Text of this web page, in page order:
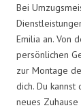
Bei
Emilia an. Von
persönlichen
zur Montage
dich. Du
neues